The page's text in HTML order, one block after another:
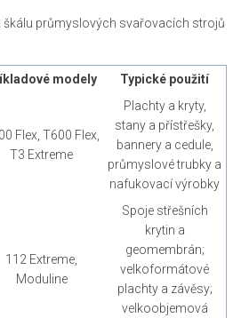
škálu průmyslových svařovacích strojů
modely Typické použití
Flex, T600 Flex,
T3 Extreme
Plachty a kryty,
stany a přístřešky,
bannery a cedule,
průmyslové trubky a
nafukovací výrobky
112 Extreme,
Moduline
Spoje střešních
krytin a
geomembrán;
velkoformátové
plachty a závěsy;
velkoobjemová